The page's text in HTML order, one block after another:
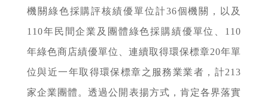
機關綠色採購評核績優單位計36個機關，以及
110年民間企業及團體綠色採購績優單位、110
年綠色商店績優單位、連續取得環保標章20年單
位與近一年取得環保標章之服務業業者，計213
家企業團體。透過公開表揚方式，肯定各界落實